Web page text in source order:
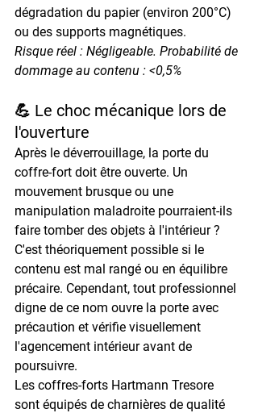
dégradation du papier (environ 200°C)
ou des supports magnétiques.
Risque réel : Négligeable. Probabilité de
dommage au contenu : <0,5%
💪 Le choc mécanique lors de
l'ouverture
Après le déverrouillage, la porte du
coffre-fort doit être ouverte. Un
mouvement brusque ou une
manipulation maladroite pourraient-ils
faire tomber des objets à l'intérieur ?
C'est théoriquement possible si le
contenu est mal rangé ou en équilibre
précaire. Cependant, tout professionnel
digne de ce nom ouvre la porte avec
précaution et vérifie visuellement
l'agencement intérieur avant de
poursuivre.
Les coffres-forts Hartmann Tresore
sont équipés de charnières de qualité